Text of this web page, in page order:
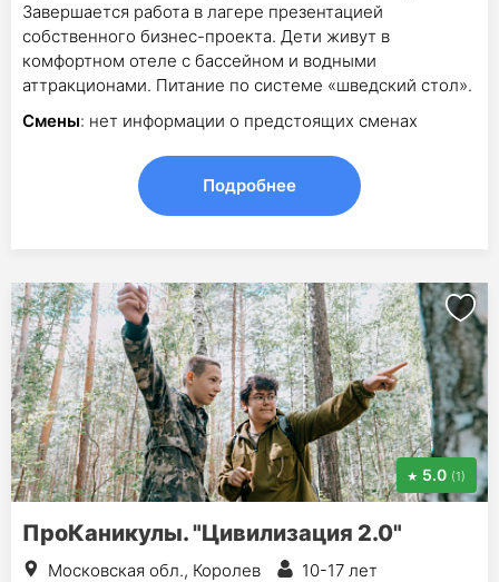
Завершается работа в лагере презентацией
собственного бизнес-проекта. Дети живут в
комфортном отеле с бассейном и водными
аттракционами. Питание по системе «шведский стол».
Смены: нет информации о предстоящих сменах
Подробнее
5.0 (1)
ПроКаникулы. "Цивилизация 2.0"
Московская обл., Королев
10-17 лет